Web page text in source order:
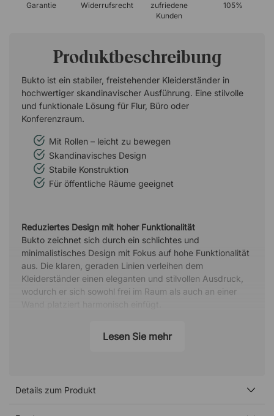
Garantie
Widerrufsrecht
zufriedene
Kunden
105%
Produktbeschreibung
Bukto ist ein stabiler, freistehender Kleiderständer in
hochwertiger skandinavischer Ausführung. Eine stilvolle
und funktionale Lösung für Flur, Büro oder
Konferenzraum.
Mit Rollen – leicht zu bewegen
Skandinavisches Design
Stabile Konstruktion
Für öffentliche Räume geeignet
Reduziertes Design mit hoher Funktionalität
Bukto zeichnet sich durch ein schlichtes und
minimalistisches Design mit Fokus auf hohe Funktionalität
aus. Die klaren, geraden Linien verleihen dem
Kleiderständer einen eleganten und stilvollen Ausdruck,
wodurch er sich sowohl frei im Raum als auch an einer
Der Garderobenständer ist mit vier leichtgängigen Rollen
Eventhallen oder andere Umgebungen, die bei größeren
Lesen Sie mehr
Details zum Produkt